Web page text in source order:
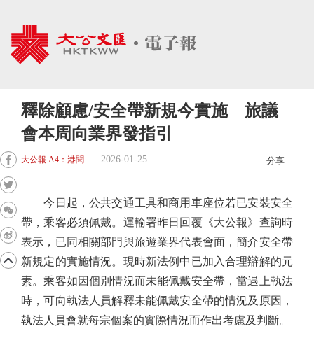
釋除顧慮/安全帶新規今實施 旅議
會本周向業界發指引
大公報 A4：港聞 2026-01-25 分享
今日起，公共交通工具和商用車座位若已安裝安全
帶，乘客必須佩戴。運輸署昨日回覆《大公報》查詢時
表示，已同相關部門與旅遊業界代表會面，簡介安全帶
新規定的實施情況。現時新法例中已加入合理辯解的元
素。乘客如因個別情況而未能佩戴安全帶，當遇上執法
時，可向執法人員解釋未能佩戴安全帶的情況及原因，
執法人員會就每宗個案的實際情況而作出考慮及判斷。